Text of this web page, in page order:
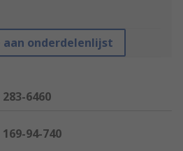
aan onderdelenlijst
283-6460
169-94-740